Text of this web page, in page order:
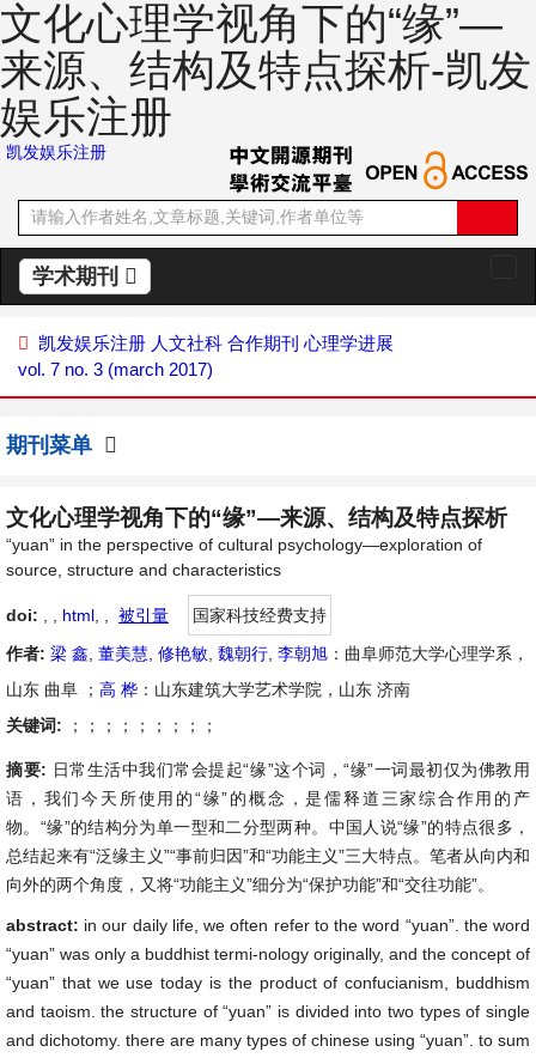
文化心理学视角下的“缘”—
来源、结构及特点探析-凯发
娱乐注册
凯发娱乐注册
学术期刊
换
凯发娱乐注册 人文社科 合作期刊 心理学进展
vol. 7 no. 3 (march 2017)
期刊菜单
文化心理学视角下的“缘”—来源、结构及特点探析
“yuan” in the perspective of cultural psychology—exploration of
source, structure and characteristics
doi: html 被引量
国家科技经费支持
作者: 梁 鑫 董美慧 修艳敏 魏朝行 李朝旭 ：曲阜师范大学心理学系，
山东 曲阜 ； 高 桦 ：山东建筑大学艺术学院，山东 济南
关键词:
；；；；；；；；；
摘要: 日常生活中我们常会提起“缘”这个词，“缘”一词最初仅为佛教用
语，我们今天所使用的“缘”的概念，是儒释道三家综合作用的产
物。“缘”的结构分为单一型和二分型两种。中国人说“缘”的特点很多，
总结起来有“泛缘主义”“事前归因”和“功能主义”三大特点。笔者从向内和
向外的两个角度，又将“功能主义”细分为“保护功能”和“交往功能”。
abstract: in our daily life, we often refer to the word “yuan”. the word
“yuan” was only a buddhist termi-nology originally, and the concept of
“yuan” that we use today is the product of confucianism, buddhism
and taoism. the structure of “yuan” is divided into two types of single
and dichotomy. there are many types of chinese using “yuan”. to sum